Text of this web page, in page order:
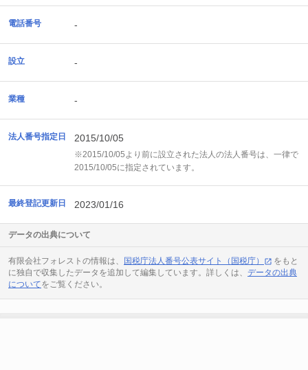
電話番号 -
設立 -
業種 -
法人番号指定日 2015/10/05
※2015/10/05より前に設立された法人の法人番号は、一律で
2015/10/05に指定されています。
最終登記更新日 2023/01/16
データの出典について
有限会社フォレストの情報は、 国税庁法人番号公表サイト（国税庁）
をもと
に独自で収集したデータを追加して編集しています。詳しくは、 データの出典
についてをご覧ください。